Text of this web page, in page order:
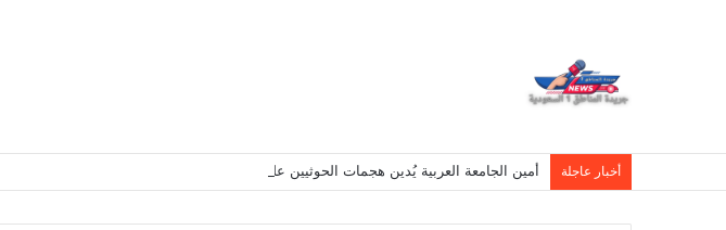
أخبار عاجلة أمين الجامعة العربية يُدين هجمات الحوثيين على نجران ويدعو لوقف التصعيد